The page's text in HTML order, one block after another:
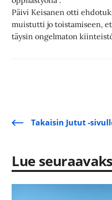
Päivi Keisanen otti
muistutti jo toistamiseen,
täysin ongelmaton
Takaisin Jutut -
Lue